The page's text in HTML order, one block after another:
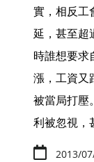
實，相反工
延，甚至超
時誰想要求
漲，工資又
被當局打壓
利被忽視，
2013/